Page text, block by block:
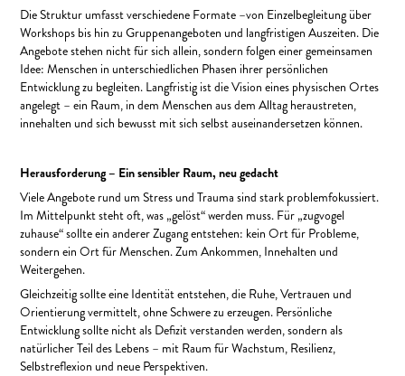
Die Struktur umfasst verschiedene Formate –von Einzelbegleitung über
Workshops bis hin zu Gruppenangeboten und langfristigen Auszeiten. Die
Angebote stehen nicht für sich allein, sondern folgen einer gemeinsamen
Idee: Menschen in unterschiedlichen Phasen ihrer persönlichen
Entwicklung zu begleiten. Langfristig ist die Vision eines physischen Ortes
angelegt – ein Raum, in dem Menschen aus dem Alltag heraustreten,
innehalten und sich bewusst mit sich selbst auseinandersetzen können.
Herausforderung – Ein sensibler Raum, neu gedacht
Viele Angebote rund um Stress und Trauma sind stark problemfokussiert.
Im Mittelpunkt steht oft, was „gelöst“ werden muss. Für „zugvogel
zuhause“ sollte ein anderer Zugang entstehen: kein Ort für Probleme,
sondern ein Ort für Menschen. Zum Ankommen, Innehalten und
Weitergehen.
Gleichzeitig sollte eine Identität entstehen, die Ruhe, Vertrauen und
Orientierung vermittelt, ohne Schwere zu erzeugen. Persönliche
Entwicklung sollte nicht als Defizit verstanden werden, sondern als
natürlicher Teil des Lebens – mit Raum für Wachstum, Resilienz,
Selbstreflexion und neue Perspektiven.